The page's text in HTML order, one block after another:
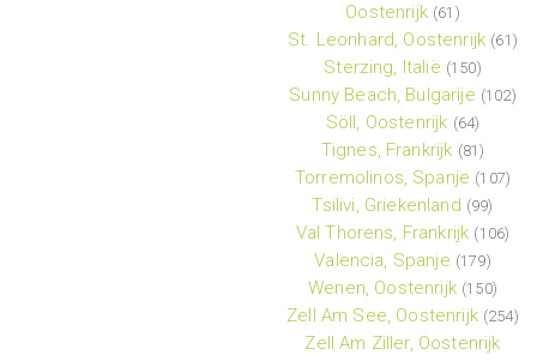
Oostenrijk (61)
St. Leonhard, Oostenrijk (61)
Sterzing, Italië (150)
Sunny Beach, Bulgarije (102)
Söll, Oostenrijk (64)
Tignes, Frankrijk (81)
Torremolinos, Spanje (107)
Tsilivi, Griekenland (99)
Val Thorens, Frankrijk (106)
Valencia, Spanje (179)
Wenen, Oostenrijk (150)
Zell Am See, Oostenrijk (254)
Zell Am Ziller, Oostenrijk